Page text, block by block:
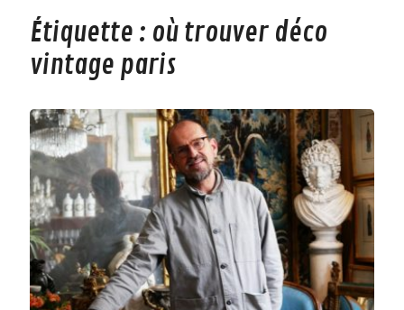
Étiquette : où trouver déco
vintage paris